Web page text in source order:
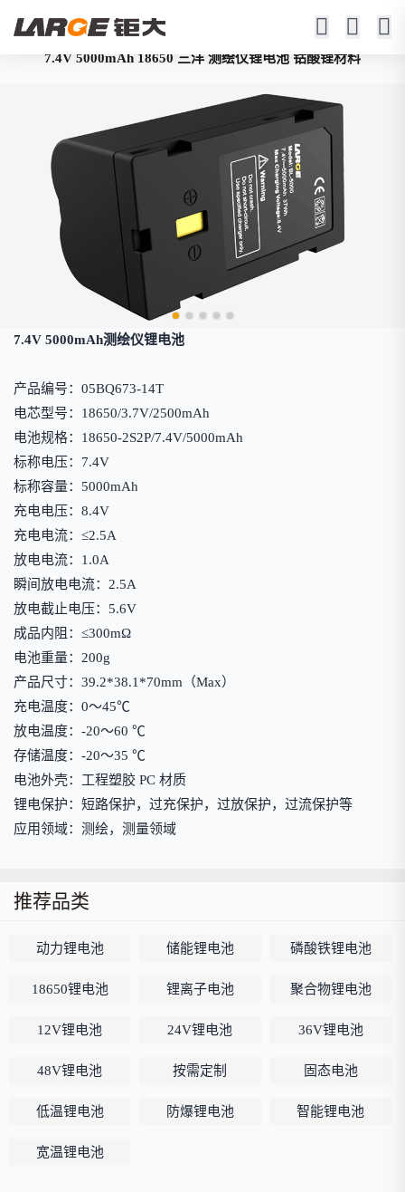
7.4V 5000mAh 18650 三洋 测绘仪锂电池 钴酸锂材料
7.4V 5000mAh测绘仪锂电池
产品编号：05BQ673-14T
电芯型号：18650/3.7V/2500mAh
电池规格：18650-2S2P/7.4V/5000mAh
标称电压：7.4V
标称容量：5000mAh
充电电压：8.4V
充电电流：≤2.5A
放电电流：1.0A
瞬间放电电流：2.5A
放电截止电压：5.6V
成品内阻：≤300mΩ
电池重量：200g
产品尺寸：39.2*38.1*70mm（Max）
充电温度：0～45℃
放电温度：-20～60 ℃
存储温度：-20～35 ℃
电池外壳：工程塑胶 PC 材质
锂电保护：短路保护，过充保护，过放保护，过流保护等
应用领域：测绘，测量领域
推荐品类
动力锂电池 储能锂电池 磷酸铁锂电池
18650锂电池 锂离子电池 聚合物锂电池
12V锂电池 24V锂电池 36V锂电池
48V锂电池 按需定制 固态电池
低温锂电池 防爆锂电池 智能锂电池
宽温锂电池